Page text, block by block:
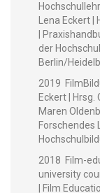
Lena Eck­ert
|
der
Berlin/
2019
Eck­ert |
Maren
Forschen­des
2018 Film-
uni­ver­si­ty
| Film